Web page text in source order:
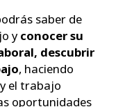
saber de
yconocer su
descubrir
, haciendo
el trabajo
oportunidades